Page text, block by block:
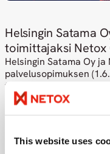
This website uses
Helsingin Satama
toimittajaksi Netox
Helsingin Satama Oy
palvelusopimuksen
tuottamisesta.
kapasiteettipalvelut,
loppukäyttäjäpalvelut